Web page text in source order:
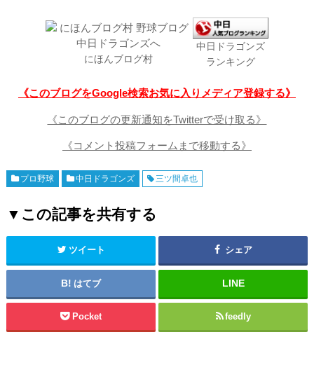
にほんブログ村
中日ドラゴンズ
ランキング
《このブログをGoogle検索お気に入りメディア登録する》
《このブログの更新通知をTwitterで受け取る》
《コメント投稿フォームまで移動する》
プロ野球 中日ドラゴンズ 三ツ間卓也
▼この記事を共有する
ツイート シェア
はてブ
Pocket feedly